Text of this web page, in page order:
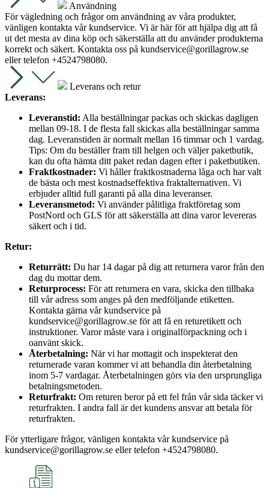
Användning
För vägledning och frågor om användning av våra produkter,
vänligen kontakta vår kundservice. Vi är här för att hjälpa dig att få
ut det mesta av dina köp och säkerställa att du använder produkterna
korrekt och säkert. Kontakta oss på kundservice@gorillagrow.se
eller telefon +4524798080.
Leverans och retur
Leverans:
Leveranstid: Alla beställningar packas och skickas dagligen
mellan 09-18. I de flesta fall skickas alla beställningar samma
dag. Leveranstiden är normalt mellan 16 timmar och 1 vardag.
Tips: Om du beställer fram till helgen och väljer paketbutik,
kan du ofta hämta ditt paket redan dagen efter i paketbutiken.
Fraktkostnader: Vi håller fraktkostnaderna låga och har valt
de bästa och mest kostnadseffektiva fraktalternativen. Vi
erbjuder alltid full garanti på alla dina leveranser.
Leveransmetod: Vi använder pålitliga fraktföretag som
PostNord och GLS för att säkerställa att dina varor levereras
säkert och i tid.
Retur:
Returrätt: Du har 14 dagar på dig att returnera varor från den
dag du mottar dem.
Returprocess: För att returnera en vara, skicka den tillbaka
till vår adress som anges på den medföljande etiketten.
Kontakta gärna vår kundservice på
kundservice@gorillagrow.se för att få en returetikett och
instruktioner. Varor måste vara i originalförpackning och i
oanvänt skick.
Återbetalning: När vi har mottagit och inspekterat den
returnerade varan kommer vi att behandla din återbetalning
inom 5-7 vardagar. Återbetalningen görs via den ursprungliga
betalningsmetoden.
Returfrakt: Om returen beror på ett fel från vår sida täcker vi
returfrakten. I andra fall är det kundens ansvar att betala för
returfrakten.
För ytterligare frågor, vänligen kontakta vår kundservice på
kundservice@gorillagrow.se eller telefon +4524798080.